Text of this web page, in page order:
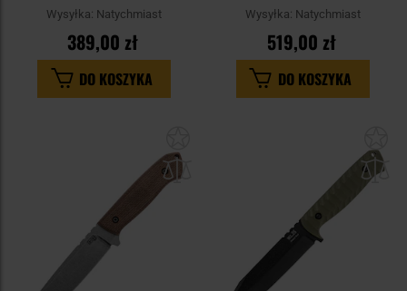
Wysyłka: Natychmiast
389,00 zł
DO KOSZYKA
Wysyłka: Natychmiast
519,00 zł
DO KOSZYKA